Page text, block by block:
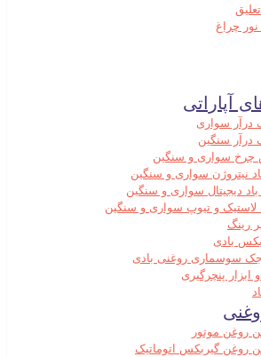
چراغ
آپاراتی
درآر سواری
درآر سنگین
چرخ سواری و سنگین
نیتروژن سواری و سنگین
دیجیتال سواری و سنگین
لاستیک و تیوپ سواری و سنگین
رینگ
بکس بادی
جک سوسماری روغنی بادی
پنچرگیری
روغن موتور
روغن گیربکس اتوماتیک